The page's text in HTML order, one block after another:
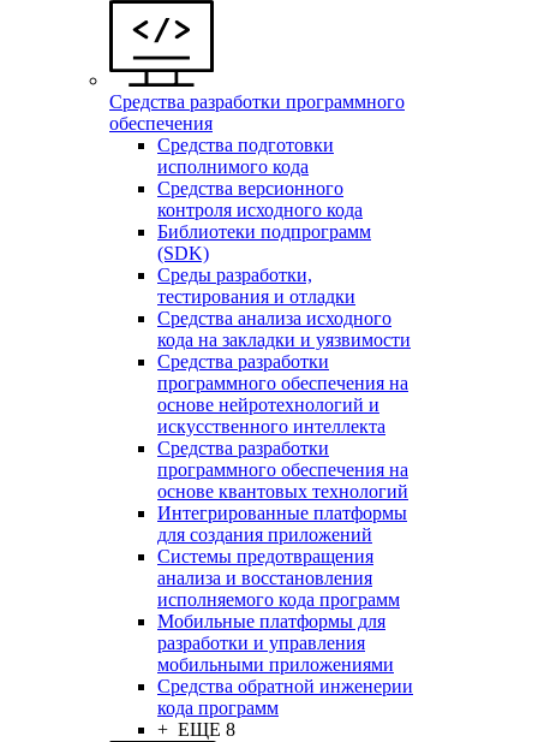
Средства разработки программного
обеспечения
Средства подготовки
исполнимого кода
Средства версионного
контроля исходного кода
Библиотеки подпрограмм
(SDK)
Среды разработки,
тестирования и отладки
Средства анализа исходного
кода на закладки и уязвимости
Средства разработки
программного обеспечения на
основе нейротехнологий и
искусственного интеллекта
Средства разработки
программного обеспечения на
основе квантовых технологий
Интегрированные платформы
для создания приложений
Системы предотвращения
анализа и восстановления
исполняемого кода программ
Мобильные платформы для
разработки и управления
мобильными приложениями
Средства обратной инженерии
кода программ
+ ЕЩЕ 8